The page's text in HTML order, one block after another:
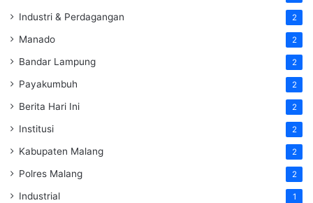
Industri & Perdagangan 2
Manado 2
Bandar Lampung 2
Payakumbuh 2
Berita Hari Ini 2
Institusi 2
Kabupaten Malang 2
Polres Malang 2
Industrial 1